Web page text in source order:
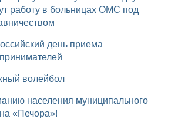
работу в больницах ОМС под
волейбол
«Печора»!